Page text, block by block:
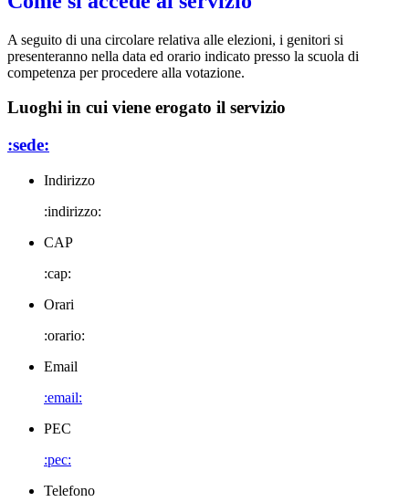
A seguito di una circolare relativa alle elezioni, i genitori si
presenteranno nella data ed orario indicato presso la scuola di
competenza per procedere alla votazione.
Luoghi in cui viene erogato il servizio
:sede:
Indirizzo
:indirizzo:
CAP
:cap:
Orari
:orario:
Email
:email:
PEC
:pec:
Telefono